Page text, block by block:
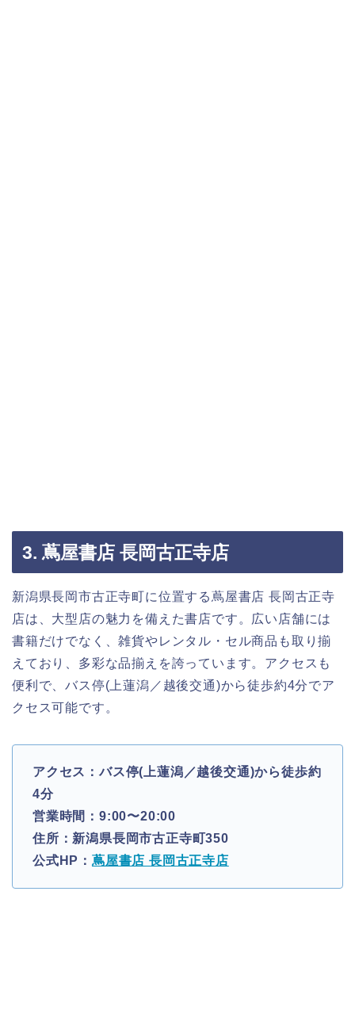
3. 蔦屋書店 長岡古正寺店
新潟県長岡市古正寺町に位置する蔦屋書店 長岡古正寺
店は、大型店の魅力を備えた書店です。広い店舗には
書籍だけでなく、雑貨やレンタル・セル商品も取り揃
えており、多彩な品揃えを誇っています。アクセスも
便利で、バス停(上蓮潟／越後交通)から徒歩約4分でア
クセス可能です。
アクセス：バス停(上蓮潟／越後交通)から徒歩約
4分
営業時間：9:00〜20:00
住所：新潟県長岡市古正寺町350
公式HP： 蔦屋書店 長岡古正寺店